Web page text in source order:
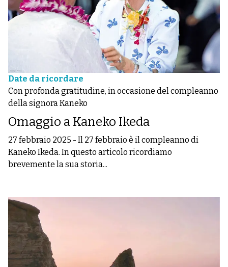
Date da ricordare
Con profonda gratitudine, in occasione del compleanno
della signora Kaneko
Omaggio a Kaneko Ikeda
27 febbraio 2025 - Il 27 febbraio è il compleanno di
Kaneko Ikeda. In questo articolo ricordiamo
brevemente la sua storia...